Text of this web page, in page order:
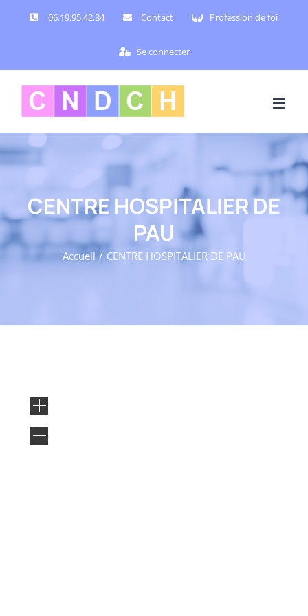
06.19.95.42.84 Contact Profession de foi
Se connecter
CENTRE HOSPITALIER DE
PAU
Accueil CENTRE HOSPITALIER DE PAU